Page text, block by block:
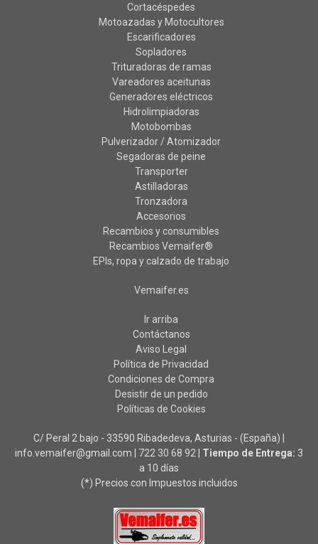
Cortacéspedes
Motoazadas y Motocultores
Escarificadores
Sopladores
Trituradoras de ramas
Vareadores aceitunas
Generadores eléctricos
Hidrolimpiadoras
Motobombas
Pulverizador / Atomizador
Segadoras de peine
Transporter
Astilladoras
Tronzadora
Accesorios
Recambios y consumibles
Recambios Vemaifer®
EPIs, ropa y calzado de trabajo
Vemaifer.es
Ir arriba
Contáctanos
Aviso Legal
Política de Privacidad
Condiciones de Compra
Desistir de un pedido
Políticas de Cookies
C/ Peral 2 bajo - 33590 Ribadedeva, Asturias - (España) |
info.vemaifer@gmail.com | 722 30 68 92 Tiempo de Entrega: 3
a 10 días
(*) Precios con Impuestos incluidos